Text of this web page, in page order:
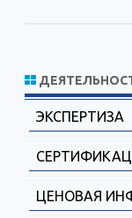
ЭКСПЕРТИЗА
ЦЕНОВАЯ